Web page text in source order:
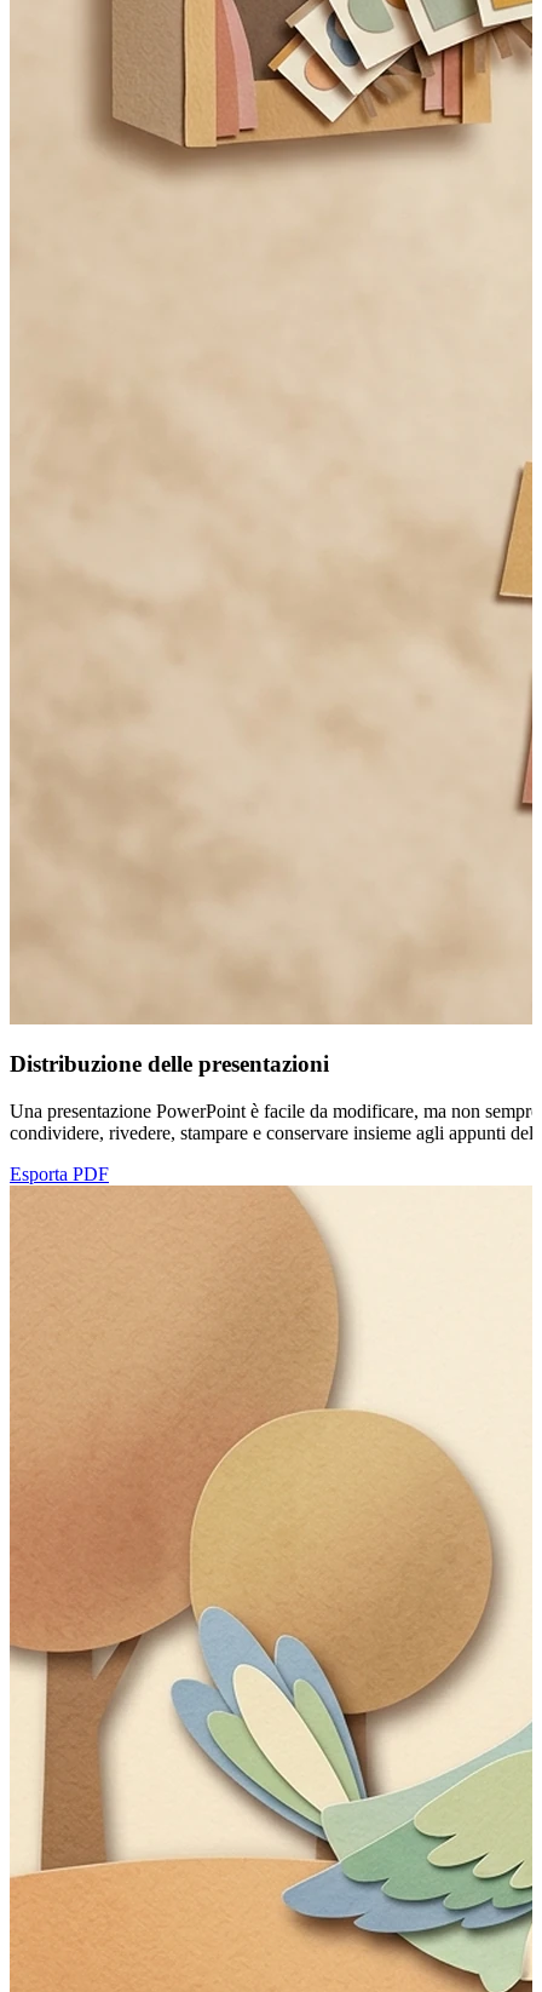
Distribuzione delle presentazioni
Una presentazione PowerPoint è facile da modificare, ma non
condividere, rivedere, stampare e conservare insieme agli appunti
Esporta PDF